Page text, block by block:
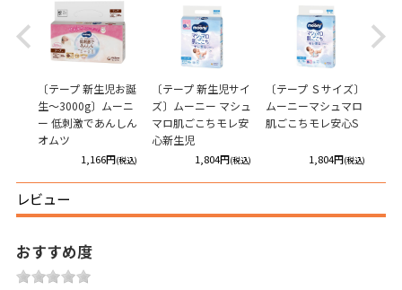
Previous
〔テープ 新生児お誕
生～3000g〕ムーニ
ー 低刺激であんしん
オムツ
1,166円(税込)
〔テープ 新生児サイ
ズ〕ムーニー マシュ
マロ肌ごこちモレ安
心新生児
1,804円(税込)
〔テープ Ｓサイズ〕
ムーニーマシュマロ
肌ごこちモレ安心S
1,804円(税込)
Next
レビュー
おすすめ度